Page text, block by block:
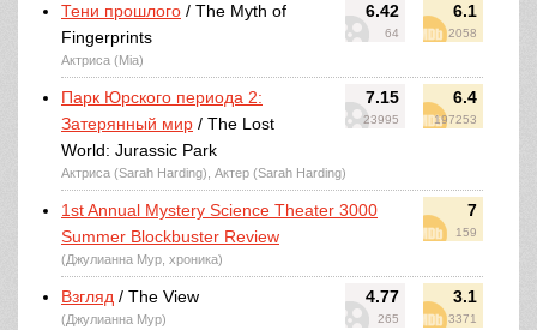
6.42
64
6.1
2058
Тени прошлого / The Myth of
Fingerprints
Актриса (Mia)
7.15
23995
6.4
197253
Парк Юрского периода 2:
Затерянный мир / The Lost
World: Jurassic Park
Актриса (Sarah Harding), Актер (Sarah Harding)
7
159
1st Annual Mystery Science Theater 3000
Summer Blockbuster Review
(Джулианна Мур, хроника)
4.77
265
3.1
3371
Взгляд / The View
(Джулианна Мур)